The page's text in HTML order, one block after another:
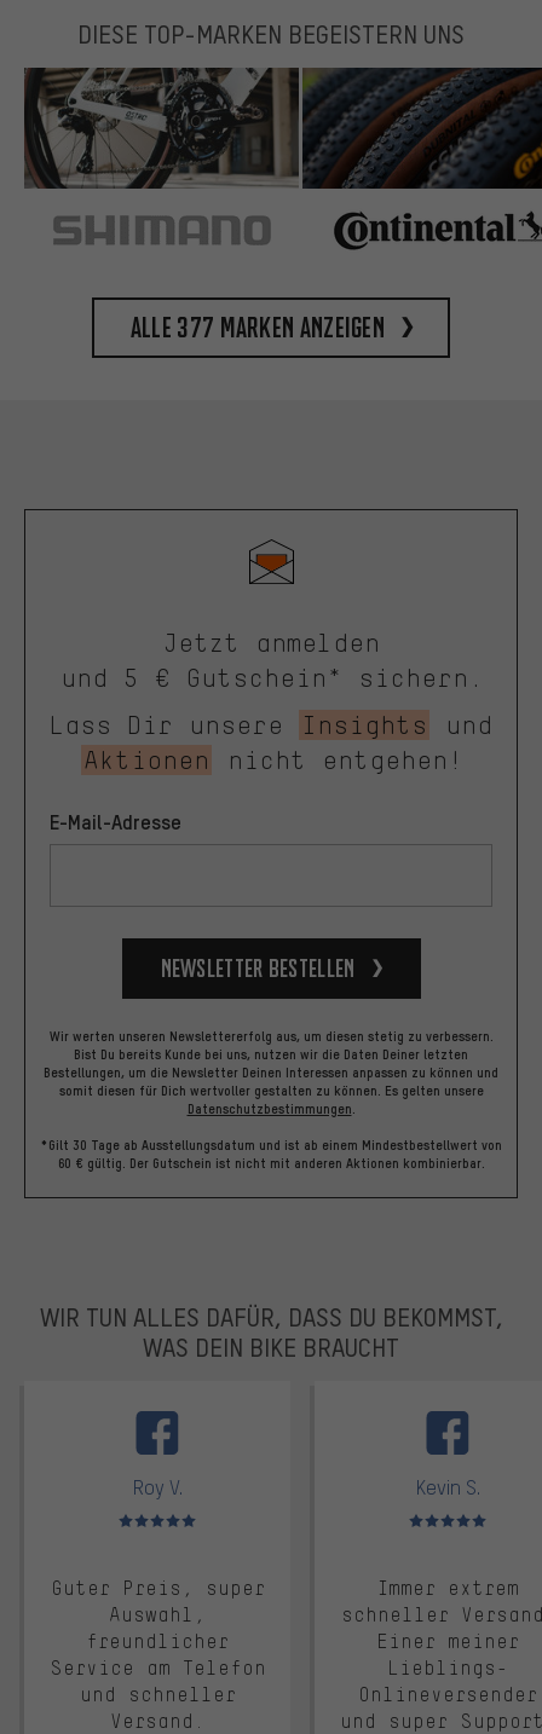
DIESE TOP-MARKEN BEGEISTERN UNS
Alle 377 Marken anzeigen
Jetzt anmelden
und 5 € Gutschein* sichern.
Lass Dir unsere
Insights
und
Aktionen
nicht entgehen!
E-Mail-Adresse
Newsletter bestellen
Wir werten unseren Newslettererfolg aus, um diesen stetig zu verbessern.
Bist Du bereits Kunde bei uns, nutzen wir die Daten Deiner letzten
Bestellungen, um die Newsletter Deinen Interessen anpassen zu können und
somit diesen für Dich wertvoller gestalten zu können. Es gelten unsere
Datenschutzbestimmungen
*Gilt 30 Tage ab Ausstellungsdatum und ist ab einem Mindestbestellwert von
60 € gültig. Der Gutschein ist nicht mit anderen Aktionen kombinierbar.
WIR TUN ALLES DAFÜR, DASS DU BEKOMMST,
WAS DEIN BIKE BRAUCHT
Roy V.
Bewertungen: 5 von 5
Guter Preis, super
Auswahl,
freundlicher
Service am Telefon
und schneller
Versand.
Kevin S.
Bewertungen: 5 von 5
Immer extrem
schneller
Einer meiner
Lieblings-
Onlineversender
und super